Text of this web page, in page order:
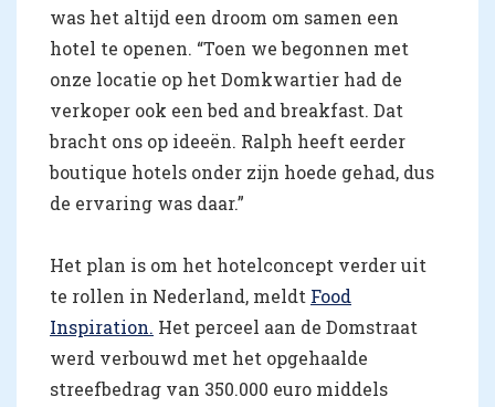
was het altijd een droom om samen een
hotel te openen. “Toen we begonnen met
onze locatie op het Domkwartier had de
verkoper ook een bed and breakfast. Dat
bracht ons op ideeën. Ralph heeft eerder
boutique hotels onder zijn hoede gehad, dus
de ervaring was daar.”
Het plan is om het hotelconcept verder uit
te rollen in Nederland, meldt Food
Inspiration. Het perceel aan de Domstraat
werd verbouwd met het opgehaalde
streefbedrag van 350.000 euro middels